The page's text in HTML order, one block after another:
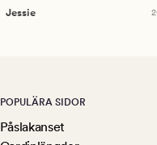
Jessie
POPULÄRA SIDOR
Påslakanset